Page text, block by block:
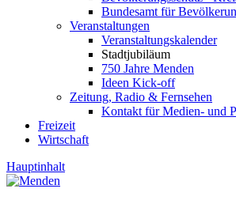
Bundesamt für
Veranstaltungen
Veranstaltungskalender
Stadtjubiläum
750 Jahre Menden
Ideen Kick-off
Zeitung, Radio & Fernsehen
Kontakt für Medien- und
Freizeit
Wirtschaft
Hauptinhalt